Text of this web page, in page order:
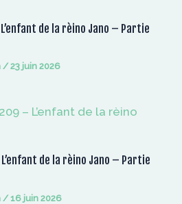
de la rèino Jano – Partie
/23 juin 2026
de la rèino Jano – Partie
/16 juin 2026